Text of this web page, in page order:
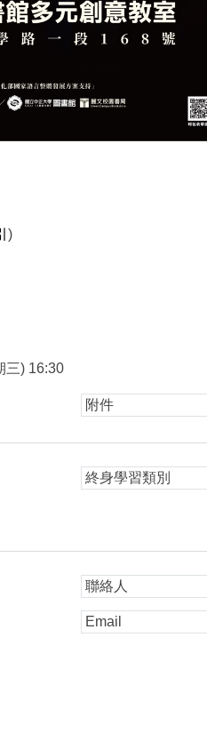
)
三) 16:30
附件
終身學習類別
聯絡人
Email